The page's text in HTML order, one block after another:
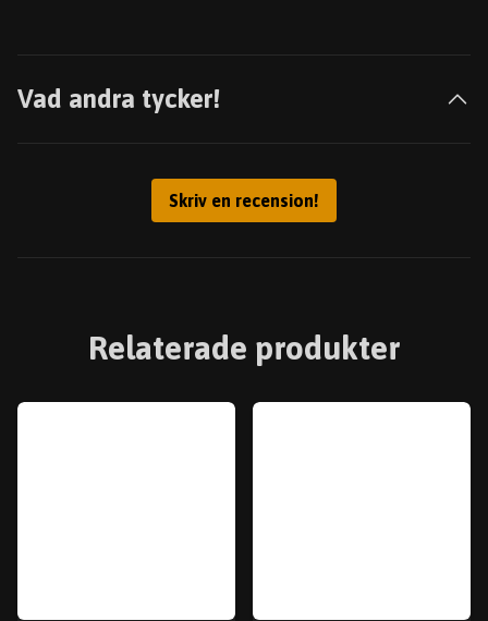
Vad andra tycker!
Skriv en recension!
Relaterade produkter